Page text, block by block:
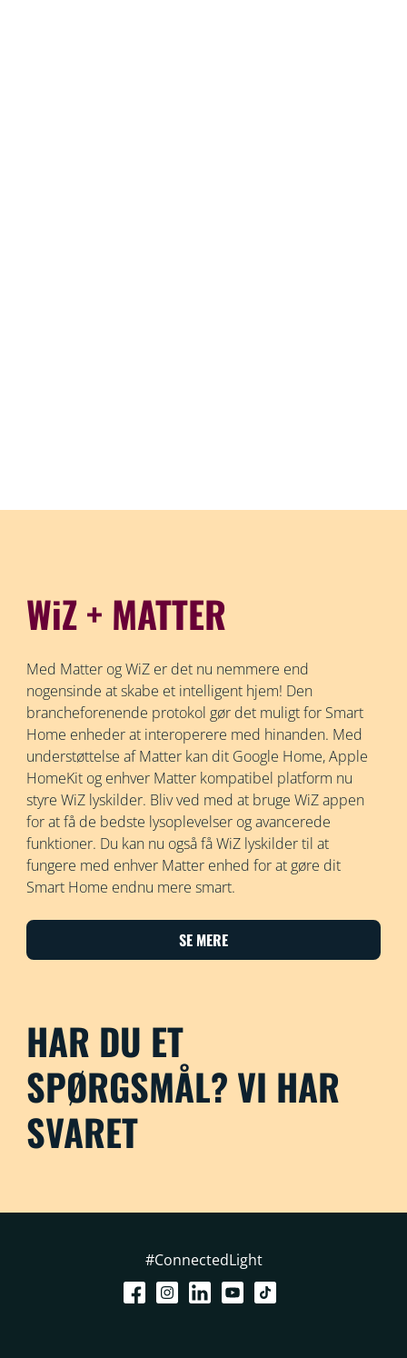
WiZ + MATTER
Med Matter og WiZ er det nu nemmere end
nogensinde at skabe et intelligent hjem! Den
brancheforenende protokol gør det muligt for Smart
Home enheder at interoperere med hinanden. Med
understøttelse af Matter kan dit Google Home, Apple
HomeKit og enhver Matter kompatibel platform nu
styre WiZ lyskilder. Bliv ved med at bruge WiZ appen
for at få de bedste lysoplevelser og avancerede
funktioner. Du kan nu også få WiZ lyskilder til at
fungere med enhver Matter enhed for at gøre dit
Smart Home endnu mere smart.
SE MERE
HAR DU ET
SPØRGSMÅL? VI HAR
SVARET
#ConnectedLight